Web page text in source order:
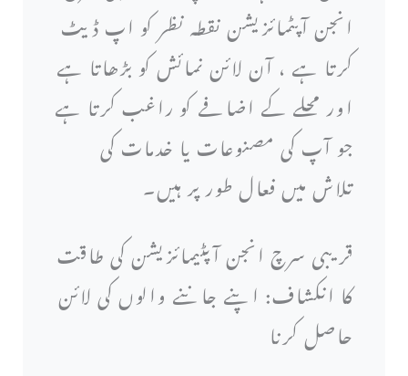
انجن آپٹمائزیشن نقطہ نظر کو اپ ڈیٹ
کرتا ہے ، آن لائن نمائش کو بڑھاتا ہے
اور محلے کے اضافے کو راغب کرتا ہے
جو آپ کی مصنوعات یا خدمات کی
تلاش میں فعال طور پر ہیں۔
قریبی سرچ انجن آپٹیمائزیشن کی طاقت
کا انکشاف: اپنے جاننے والوں کی لائن
حاصل کرنا